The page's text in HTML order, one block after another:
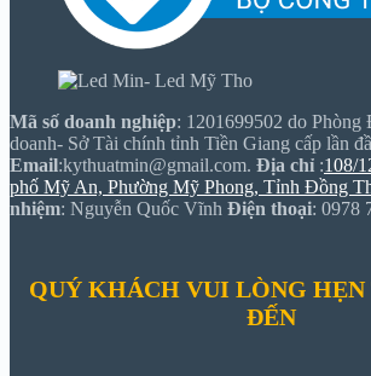
Mã số doanh nghiệp: 1201699502 do
doanh- Sở Tài chính tỉnh Tiền Giang cấp lần
Email:kythuatmin@gmail.com. Địa chỉ :108/
phố Mỹ An, Phường Mỹ Phong, Tỉnh Đồng
nhiệm: Nguyễn Quốc Vĩnh Điện thoại: 0978
QUÝ KHÁCH VUI LÒNG
ĐẾN